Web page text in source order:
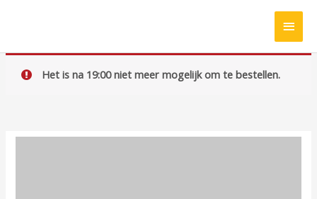
inhoud
Het is na 19:00 niet meer mogelijk om te bestellen.